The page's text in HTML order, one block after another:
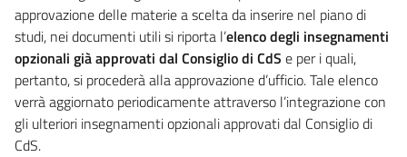
approvazione delle materie a scelta da inserire nel piano di
studi, nei documenti utili si riporta l’elenco degli insegnamenti
opzionali già approvati dal Consiglio di CdS e per i quali,
pertanto, si procederà alla approvazione d’ufficio. Tale elenco
verrà aggiornato periodicamente attraverso l’integrazione con
gli ulteriori insegnamenti opzionali approvati dal Consiglio di
CdS.